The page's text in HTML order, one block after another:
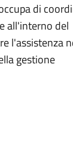
di
all'interno del
l'assistenza
gestione